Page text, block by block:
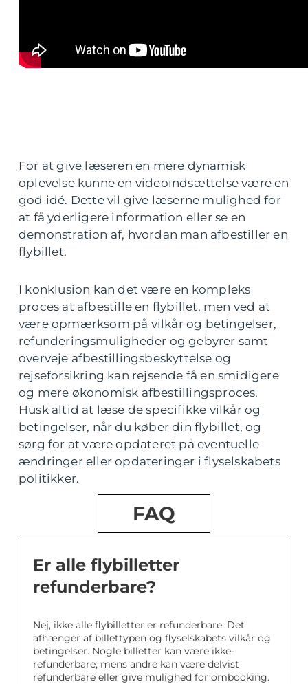
For at give læseren en mere dynamisk
oplevelse kunne en videoindsættelse være en
god idé. Dette vil give læserne mulighed for
at få yderligere information eller se en
demonstration af, hvordan man afbestiller en
flybillet.
I konklusion kan det være en kompleks
proces at afbestille en flybillet, men ved at
være opmærksom på vilkår og betingelser,
refunderingsmuligheder og gebyrer samt
overveje afbestillingsbeskyttelse og
rejseforsikring kan rejsende få en smidigere
og mere økonomisk afbestillingsproces.
Husk altid at læse de specifikke vilkår og
betingelser, når du køber din flybillet, og
sørg for at være opdateret på eventuelle
ændringer eller opdateringer i flyselskabets
politikker.
FAQ
Er alle flybilletter
refunderbare?
Nej, ikke alle flybilletter er refunderbare. Det
afhænger af billettypen og flyselskabets vilkår og
betingelser. Nogle billetter kan være ikke-
refunderbare, mens andre kan være delvist
refunderbare eller give mulighed for ombooking.